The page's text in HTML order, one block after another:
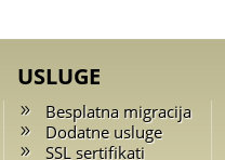
USLUGE
Besplatna migracija
Dodatne usluge
SSL sertifikati